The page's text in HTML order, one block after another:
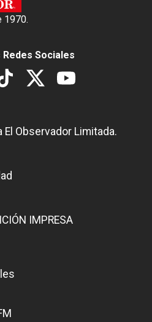
1970.
Sociales
Observador Limitada.
IMPRESA